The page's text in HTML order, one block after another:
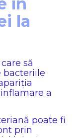
la
să
bacteriile
a
poate fi
prin